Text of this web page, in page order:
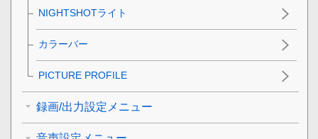
NIGHTSHOTライト
カラーバー
PICTURE PROFILE
録画/出力設定メニュー